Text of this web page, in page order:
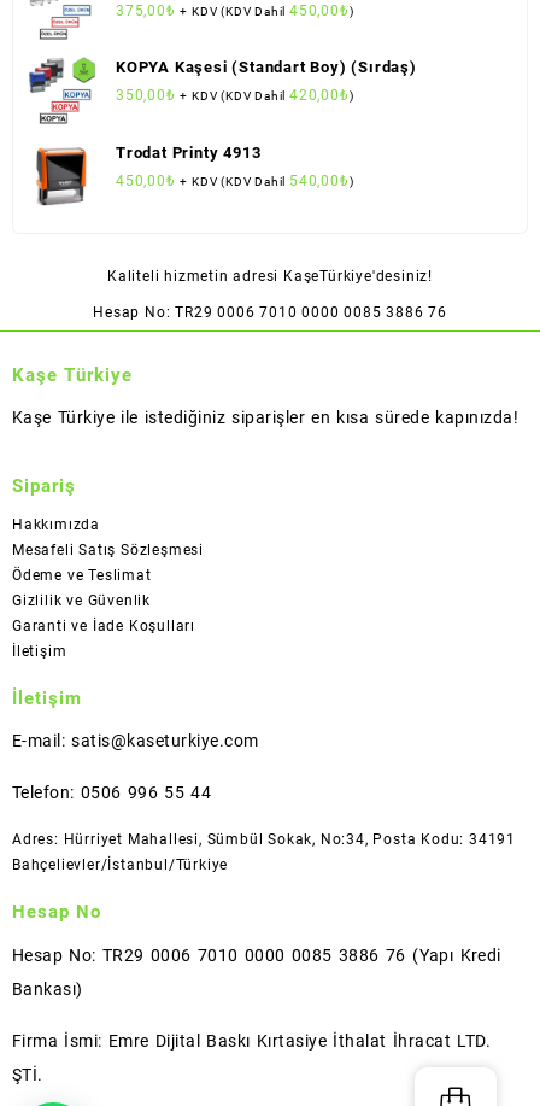
375,00₺ + KDV (KDV Dahil450,00₺)
KOPYA Kaşesi (Standart Boy) (Sırdaş)
350,00₺ + KDV (KDV Dahil420,00₺)
Trodat Printy 4913
450,00₺ + KDV (KDV Dahil 540,00₺)
Kaliteli hizmetin adresi KaşeTürkiye'desiniz!
Hesap No: TR29 0006 7010 0000 0085 3886 76
Kaşe Türkiye
Kaşe Türkiye ile istediğiniz siparişler en kısa sürede kapınızda!
Sipariş
Hakkımızda
Mesafeli Satış Sözleşmesi
Ödeme ve Teslimat
Gizlilik ve Güvenlik
Garanti ve İade Koşulları
İletişim
İletişim
E-mail: satis@kaseturkiye.com
Telefon: 0506 996 55 44
Adres: Hürriyet Mahallesi, Sümbül Sokak, No:34, Posta Kodu: 34191
Bahçelievler/İstanbul/Türkiye
Hesap No
Hesap No: TR29 0006 7010 0000 0085 3886 76 (Yapı Kredi
Bankası)
Firma İsmi: Emre Dijital Baskı Kırtasiye İthalat İhracat LTD.
ŞTİ.